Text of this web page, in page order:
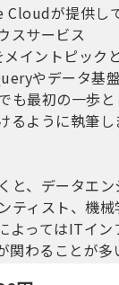
Cloudが提供し
スサービス
メイントピック
やデータ基
も最初の一歩
るように執筆し
と、データエン
ティスト、機械
よってはITイン
関わることが多